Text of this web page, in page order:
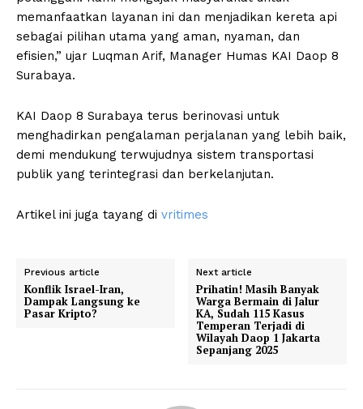
memanfaatkan layanan ini dan menjadikan kereta api
sebagai pilihan utama yang aman, nyaman, dan
efisien,” ujar Luqman Arif, Manager Humas KAI Daop 8
Surabaya.
KAI Daop 8 Surabaya terus berinovasi untuk
menghadirkan pengalaman perjalanan yang lebih baik,
demi mendukung terwujudnya sistem transportasi
publik yang terintegrasi dan berkelanjutan.
Artikel ini juga tayang di vritimes
Previous article
Konflik Israel-Iran,
Dampak Langsung ke
Pasar Kripto?
Next article
Prihatin! Masih Banyak
Warga Bermain di Jalur
KA, Sudah 115 Kasus
Temperan Terjadi di
Wilayah Daop 1 Jakarta
Sepanjang 2025